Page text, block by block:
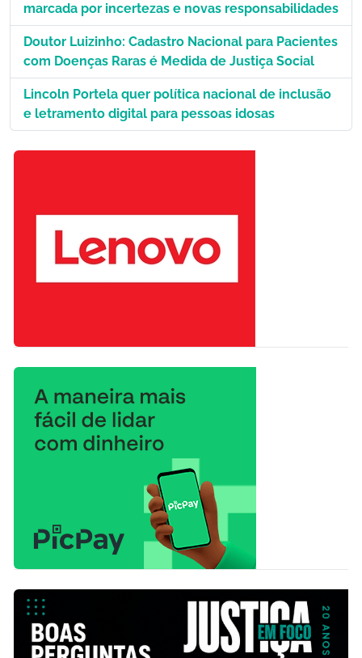
marcada por incertezas e novas responsabilidades
Doutor Luizinho: Cadastro Nacional para Pacientes
com Doenças Raras é Medida de Justiça Social
Lincoln Portela quer política nacional de inclusão
e letramento digital para pessoas idosas